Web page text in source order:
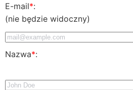
E-mail*:
(nie będzie widoczny)
Nazwa*: